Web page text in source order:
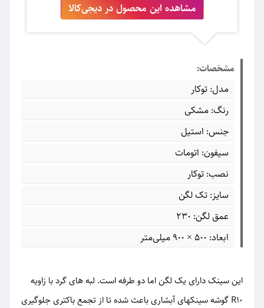
مشاهده این محصول در دیجی‌کالا
مشخصات:
مدل: توکار
رنگ: مشکی
جنس: استیل
سیفون: اتومات
نصب: توکار
سایز: تک لگن
عمق لگن: 230
ابعاد: ۵۰۰ × ۹۰۰ میلی‌متر
این سینک دارای یک لگن اما دو طرفه است. لبه های گرد با زاویه
R10 گوشه سینکهای آبشاری باعث شده تا از تجمع باکتری جلوگیری